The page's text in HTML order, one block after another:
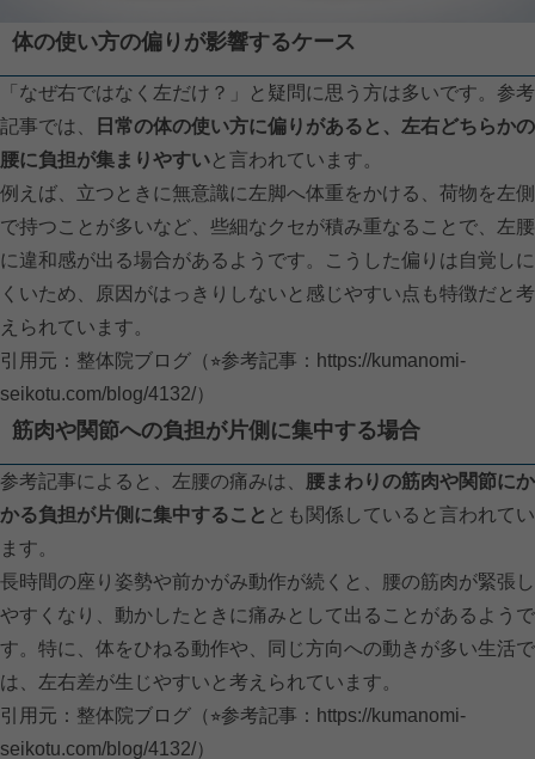
体の使い方の偏りが影響するケース
「なぜ右ではなく左だけ？」と疑問に思う方は多いです。参考
記事では、
日常の体の使い方に偏りがあると、左右どちらかの
腰に負担が集まりやすいと言われています。
例えば、立つときに無意識に左脚へ体重をかける、荷物を左側
で持つことが多いなど、些細なクセが積み重なることで、左腰
に違和感が出る場合があるようです。こうした偏りは自覚しに
くいため、原因がはっきりしないと感じやすい点も特徴だと考
えられています。
引用元：整体院ブログ（⭐︎参考記事： https://kumanomi-
seikotu.com/blog/4132/）
筋肉や関節への負担が片側に集中する場合
参考記事によると、左腰の痛みは、 腰まわりの筋肉や関節にか
かる負担が片側に集中すること とも関係していると言われてい
ます。
長時間の座り姿勢や前かがみ動作が続くと、腰の筋肉が緊張し
やすくなり、動かしたときに痛みとして出ることがあるようで
す。特に、体をひねる動作や、同じ方向への動きが多い生活で
は、左右差が生じやすいと考えられています。
引用元：整体院ブログ（⭐︎参考記事： https://kumanomi-
seikotu.com/blog/4132/）